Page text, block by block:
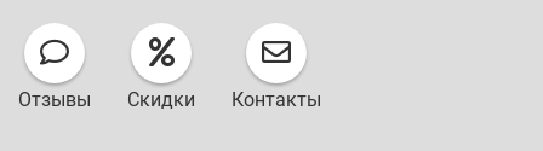
Отзывы Скидки Контакты